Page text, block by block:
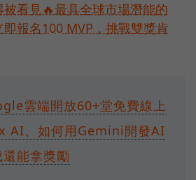
看見🔥最具全球市場潛能的
報名100 MVP，挑戰雙獎肯
雲端開放60+堂免費線上
AI、如何用Gemini開發AI
能拿獎勵